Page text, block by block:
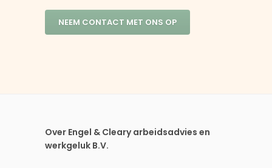
NEEM CONTACT MET ONS OP
Over Engel & Cleary arbeidsadvies en
werkgeluk B.V.